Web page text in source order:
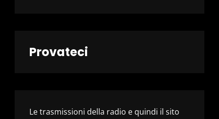
Provateci
Le trasmissioni della radio e quindi il sito